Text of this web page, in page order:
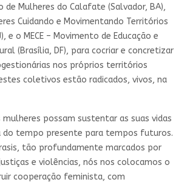
de Mulheres do Calafate (Salvador, BA),
Cuidando e Movimentando Territórios
e o MECE – Movimento de Educação e
(Brasília, DF), para cocriar e concretizar
nos próprios territórios
coletivos estão radicados, vivos, na
mulheres possam sustentar as suas vidas
do tempo presente para tempos futuros.
tão profundamente marcados por
e violências, nós nos colocamos o
cooperação feminista, com